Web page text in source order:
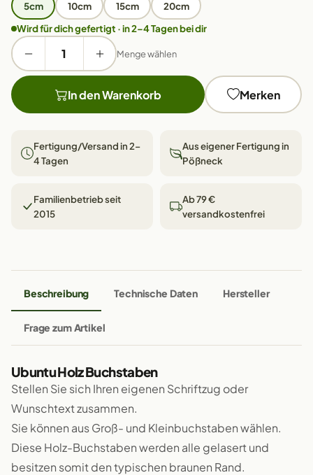
5cm 10cm 15cm
20cm
Wird für dich gefertigt · in 2–4 Tagen bei dir
Menge wählen
In den Warenkorb Merken
Fertigung/Versand in 2–
4 Tagen
Aus eigener Fertigung in
Pößneck
Familienbetrieb seit
2015
Ab 79 €
versandkostenfrei
Beschreibung Technische Daten Hersteller
Frage zum Artikel
Ubuntu Holz Buchstaben
Stellen Sie sich Ihren eigenen Schriftzug oder
Wunschtext zusammen.
Sie können aus Groß- und Kleinbuchstaben wählen.
Diese Holz-Buchstaben werden alle gelasert und
besitzen somit den typischen braunen Rand.